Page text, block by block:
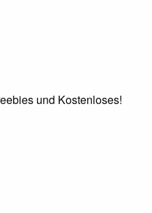
und Kostenloses!